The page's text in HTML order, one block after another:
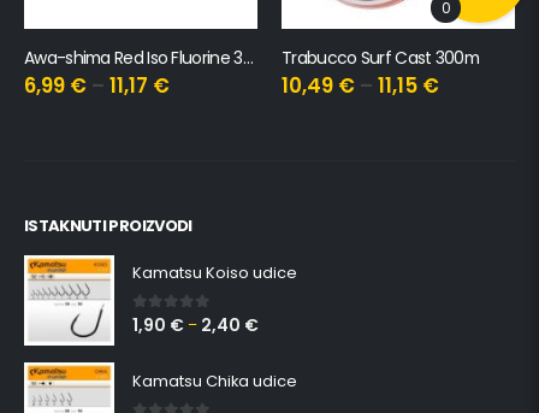
Trabucco Surf Cast 300m
10,49€–11,15€ 27,74€
ISTAKNUTI PROIZVODI
Kamatsu Koiso udice
0 out of 5
1,90 € – 2,40 €
Kamatsu Chika udice
0